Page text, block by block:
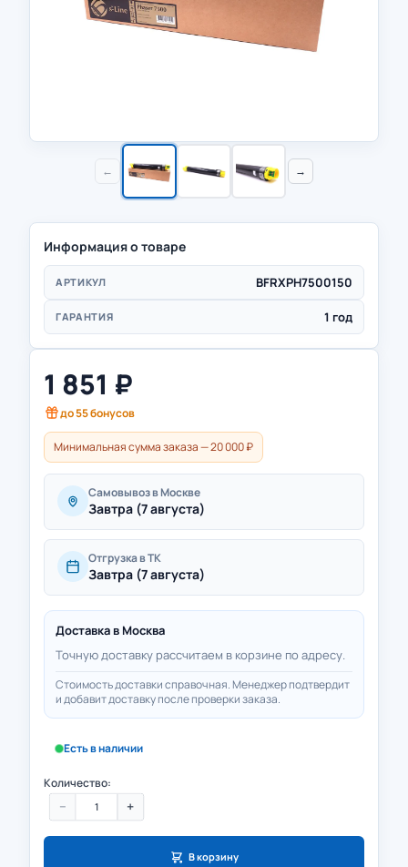
← →
Информация о товаре
АРТИКУЛ BFRXPH7500150
ГАРАНТИЯ 1 год
1 851 ₽
до55бонусов
Минимальная сумма заказа — 20 000 ₽
Самовывоз в Москве
Завтра (7 августа)
Отгрузка в ТК
Завтра (7 августа)
Доставка в Москва
Точную доставку рассчитаем в корзине по адресу.
Стоимость доставки справочная. Менеджер подтвердит
и добавит доставку после проверки заказа.
Есть в наличии
Количество:
− +
В корзину